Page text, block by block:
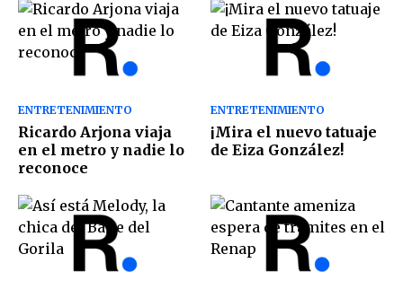
ENTRETENIMIENTO
Ricardo Arjona viaja
en el metro y nadie lo
reconoce
ENTRETENIMIENTO
¡Mira el nuevo tatuaje
de Eiza González!